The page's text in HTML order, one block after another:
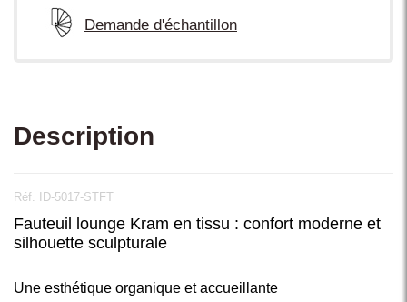
Demande d'échantillon
Description
Réf. ID-5017-STFT
Fauteuil lounge Kram en tissu : confort moderne et
silhouette sculpturale
Une esthétique organique et accueillante